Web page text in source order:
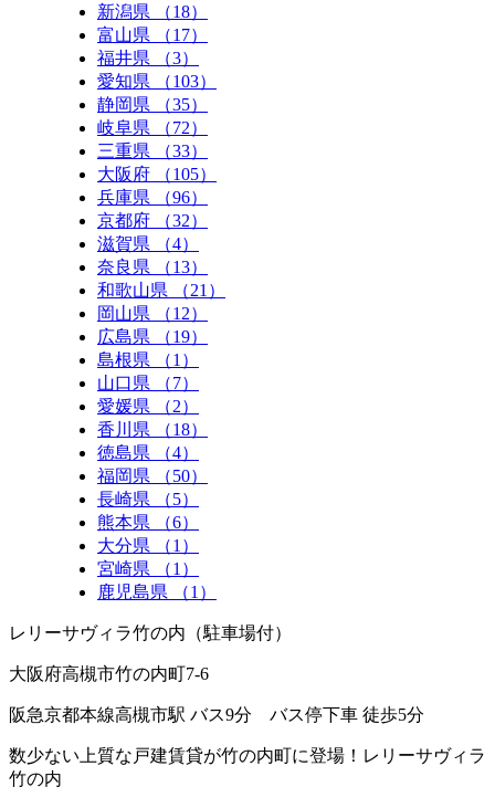
新潟県 （18）
富山県 （17）
福井県 （3）
愛知県 （103）
静岡県 （35）
岐阜県 （72）
三重県 （33）
大阪府 （105）
兵庫県 （96）
京都府 （32）
滋賀県 （4）
奈良県 （13）
和歌山県 （21）
岡山県 （12）
広島県 （19）
島根県 （1）
山口県 （7）
愛媛県 （2）
香川県 （18）
徳島県 （4）
福岡県 （50）
長崎県 （5）
熊本県 （6）
大分県 （1）
宮崎県 （1）
鹿児島県 （1）
レリーサヴィラ竹の内（駐車場付）
大阪府高槻市竹の内町7-6
阪急京都本線高槻市駅 バス9分 バス停下車 徒歩5分
数少ない上質な戸建賃貸が竹の内町に登場！レリーサヴィラ
竹の内